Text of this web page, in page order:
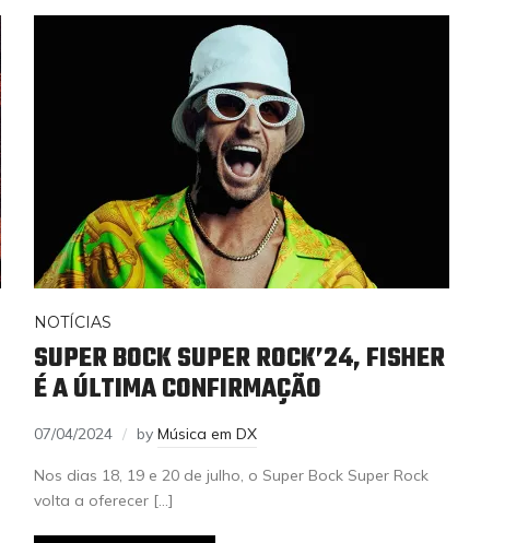
NOTÍCIAS
SUPER BOCK SUPER ROCK’24, FISHER
É A ÚLTIMA CONFIRMAÇÃO
07/04/2024 by Música em DX
Nos dias 18, 19 e 20 de julho, o Super Bock Super Rock
volta a oferecer […]